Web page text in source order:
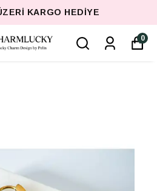
ÜZERI KARGO HEDIYE
0